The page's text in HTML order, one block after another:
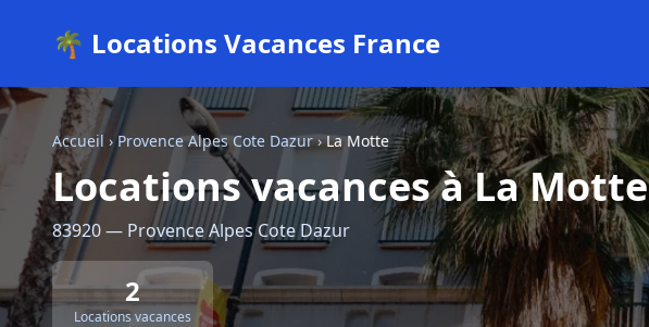
🌴 Locations Vacances France
Accueil › Provence Alpes Cote Dazur›La Motte
Locations vacances à La Motte
83920 — Provence Alpes Cote Dazur
2
Locations vacances